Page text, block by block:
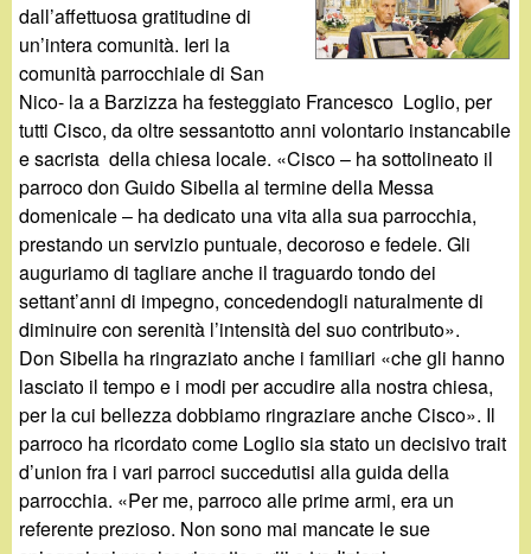
n
d
i
n
o
.
i
t
e
r
c
a
dall’affettuosa gratitudine di
un’intera comunità. Ieri la
comunità parrocchiale di San
Nico- la a Barzizza ha festeggiato Francesco Loglio, per
tutti Cisco, da oltre sessantotto anni volontario instancabile
e sacrista della chiesa locale. «Cisco – ha sottolineato il
parroco don Guido Sibella al termine della Messa
domenicale – ha dedicato una vita alla sua parrocchia,
prestando un servizio puntuale, decoroso e fedele. Gli
auguriamo di tagliare anche il traguardo tondo dei
settant’anni di impegno, concedendogli naturalmente di
diminuire con serenità l’intensità del suo contributo».
Don Sibella ha ringraziato anche i familiari «che gli hanno
lasciato il tempo e i modi per accudire alla nostra chiesa,
per la cui bellezza dobbiamo ringraziare anche Cisco». Il
parroco ha ricordato come Loglio sia stato un decisivo trait
d’union fra i vari parroci succedutisi alla guida della
parrocchia. «Per me, parroco alle prime armi, era un
referente prezioso. Non sono mai mancate le sue